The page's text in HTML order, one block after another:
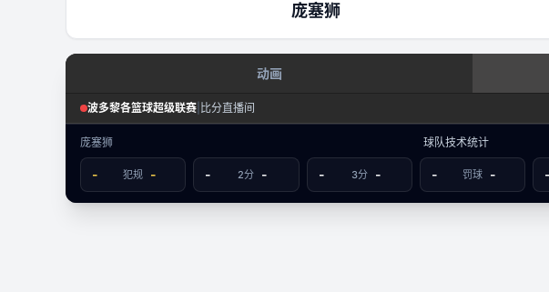
庞塞狮
动画
波多黎各篮球超级联赛 比分直播间
波多黎各篮球超级联赛
数据视图
-
查看实时数据
篮球回合态势
庞塞狮 球队技术统计
- 犯规 - - 2分 - - 3分 - - 罚球 - -